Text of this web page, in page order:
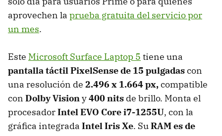
aprovechen la prueba gratuita del servicio por
un mes.
Este Microsoft Surface Laptop 5 tiene una
pantalla táctil PixelSense de 15 pulgadascon
una resolución de 2.496 x 1.664 px,compatible
con Dolby Visiony400 nits de brillo. Monta el
procesadorIntel EVO Core i7-1255U, con la
gráfica integrada Intel Iris Xe. SuRAM es de